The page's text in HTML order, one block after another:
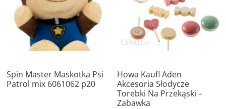
Spin Master Maskotka Psi
Patrol mix 6061062 p20
Howa Kaufl Aden
Akcesoria Słodycze
Torebki Na Przekąski –
Zabawka